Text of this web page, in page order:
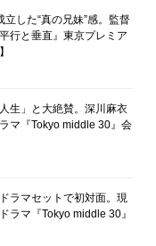
した“真の兄妹”感。監督
行と垂直』東京プレミア
生」と大絶賛。深川麻衣
マ『Tokyo middle 30』会
ラマセットで初対面。現
ラマ『Tokyo middle 30』